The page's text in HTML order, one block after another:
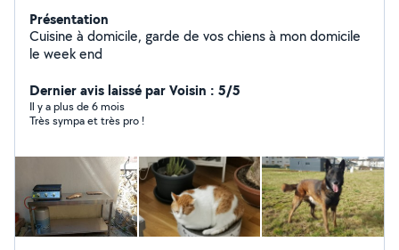
Présentation
Cuisine à domicile, garde de vos chiens à mon domicile
le week end
Dernier avis laissé par Voisin : 5/5
Il y a plus de 6 mois
Très sympa et très pro !